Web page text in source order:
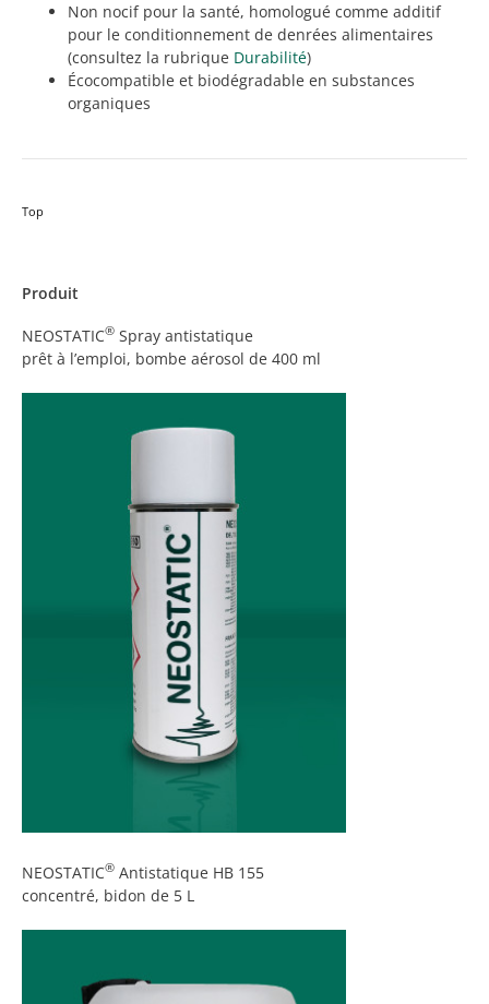
Non nocif pour la santé, homologué comme additif
pour le conditionnement de denrées alimentaires
(consultez la rubrique Durabilité)
Écocompatible et biodégradable en substances
organiques
Top
Produit
NEOSTATIC® Spray antistatique
prêt à l’emploi, bombe aérosol de 400 ml
NEOSTATIC® Antistatique HB 155
concentré, bidon de 5 L